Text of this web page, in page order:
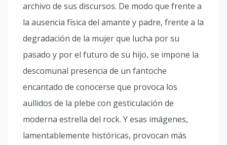
archivo de sus discursos. De modo que frente a
la ausencia física del amante y padre, frente a la
degradación de la mujer que lucha por su
pasado y por el futuro de su hijo, se impone la
descomunal presencia de un fantoche
encantado de conocerse que provoca los
aullidos de la plebe con gesticulación de
moderna estrella del rock. Y esas imágenes,
lamentablemente históricas, provocan más